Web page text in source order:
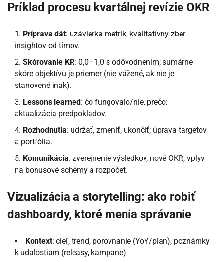
Príklad procesu kvartálnej revízie OKR
Príprava dát: uzávierka metrík, kvalitatívny zber
insightov od tímov.
Skórovanie KR: 0,0–1,0 s odôvodnením; sumárne
skóre objektívu je priemer (nie vážené, ak nie je
stanovené inak).
Lessons learned : čo fungovalo/nie, prečo;
aktualizácia predpokladov.
Rozhodnutia: udržať, zmeniť, ukončiť; úprava targetov
a portfólia.
Komunikácia: zverejnenie výsledkov, nové OKR, vplyv
na bonusové schémy a rozpočet.
Vizualizácia a storytelling: ako robiť
dashboardy, ktoré menia správanie
Kontext: cieľ, trend, porovnanie (YoY/plan), poznámky
k udalostiam (releasy, kampane).